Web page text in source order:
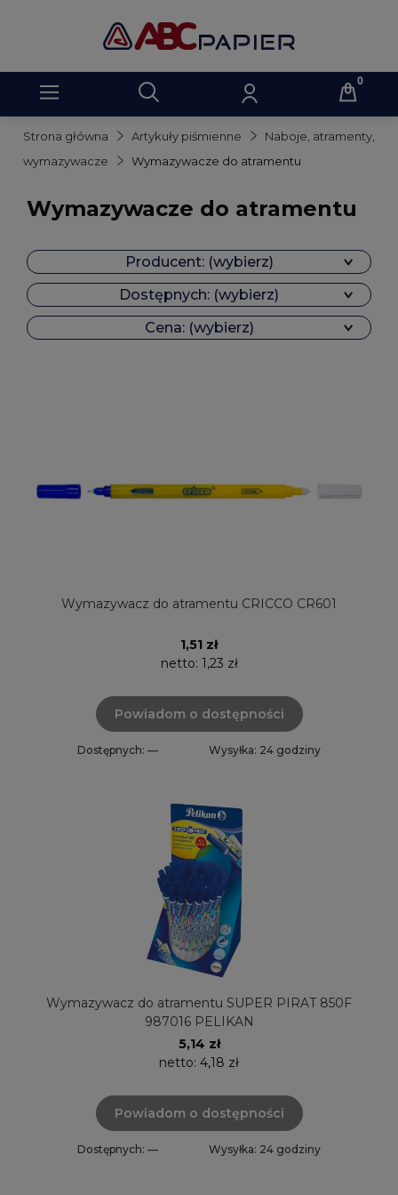
Strona główna Artykuły piśmienne
Naboje, atramenty,
wymazywacze
Wymazywacze do atramentu
Wymazywacze do atramentu
Producent: (wybierz)
Dostępnych: (wybierz)
Cena: (wybierz)
Wymazywacz do atramentu CRICCO CR601
1,51 zł
netto: 1,23 zł
Powiadom o dostępności
Dostępnych: — Wysyłka: 24 godziny
Wymazywacz do atramentu SUPER PIRAT 850F
987016 PELIKAN
5,14 zł
netto: 4,18 zł
Powiadom o dostępności
Dostępnych: — Wysyłka: 24 godziny